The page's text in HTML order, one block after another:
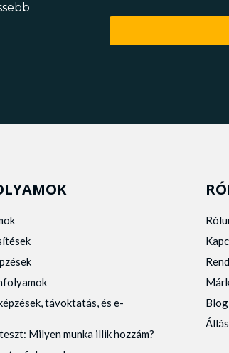
távoktatás, és e-
Milyen munka illik hozzám?
Blog